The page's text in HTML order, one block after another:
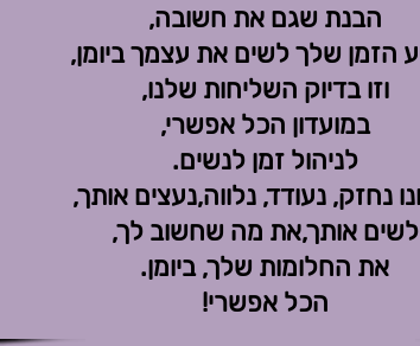
הבנת שגם את חשובה,
הזמן שלך לשים את עצמך ביומן,
וזו בדיוק השליחות שלנו,
במועדון הכל אפשרי,
לניהול זמן לנשים.
נחזק, נעודד, נלווה,נעצים אותך,
לשים אותך,את מה שחשוב לך,
את החלומות שלך, ביומן.
הכל אפשרי!